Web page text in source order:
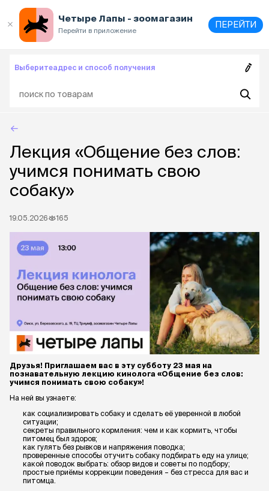
Четыре Лапы - зоомагазин
Перейти в приложение
ПЕРЕЙТИ
Выберитеадрес и способ получения
Лекция «Общение без слов:
учимся понимать свою
собаку»
19.05.2026 165
Друзья! Приглашаем вас в эту субботу 23 мая на
познавательную лекцию кинолога «Общение без слов:
учимся понимать свою собаку»!
На ней вы узнаете:
как социализировать собаку и сделать её уверенной в любой
ситуации;
секреты правильного кормления: чем и как кормить, чтобы
питомец был здоров;
как гулять без рывков и напряжения поводка;
проверенные способы отучить собаку подбирать еду на улице;
какой поводок выбрать: обзор видов и советы по подбору;
простые приёмы коррекции поведения – без стресса для вас и
питомца.